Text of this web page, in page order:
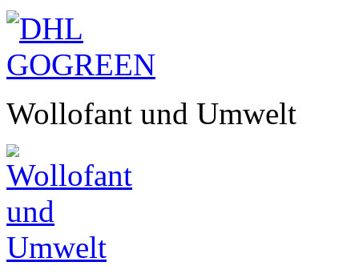
Wollofant und Umwelt